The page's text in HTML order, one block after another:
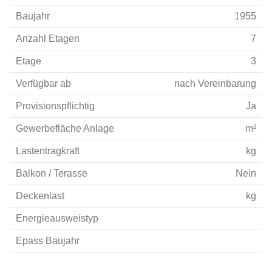
Baujahr 1955
Anzahl Etagen 7
Etage 3
Verfügbar ab nach Vereinbarung
Provisionspflichtig Ja
Gewerbefläche Anlage m²
Lastentragkraft kg
Balkon / Terasse Nein
Deckenlast kg
Energieausweistyp
Epass Baujahr